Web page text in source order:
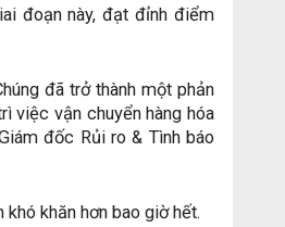
đoạn này, đạt đỉnh điểm
đã trở thành một phản
việc vận chuyển hàng hóa
đốc Rủi ro & Tình báo
khăn hơn bao giờ hết.